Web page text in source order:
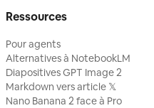
Ressources
Pour agents
Alternatives à NotebookLM
Diapositives GPT Image 2
Markdown vers article 𝕏
Nano Banana 2 face à Pro